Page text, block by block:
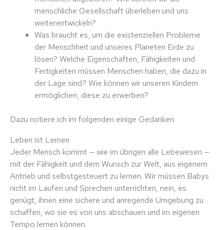
menschliche Gesellschaft überleben und uns
weiterentwickeln?
Was braucht es, um die existenziellen Probleme
der Menschheit und unseres Planeten Erde zu
lösen? Welche Eigenschaften, Fähigkeiten und
Fertigkeiten müssen Menschen haben, die dazu in
der Lage sind? Wie können wir unseren Kindern
ermöglichen, diese zu erwerben?
Dazu notiere ich im folgenden einige Gedanken.
Leben ist Lernen
Jeder Mensch kommt — wie im übrigen alle Lebewesen —
mit der Fähigkeit und dem Wunsch zur Welt, aus eigenem
Antrieb und selbstgesteuert zu lernen. Wir müssen Babys
nicht im Laufen und Sprechen unterrichten, nein, es
genügt, ihnen eine sichere und anregende Umgebung zu
schaffen, wo sie es von uns abschauen und im eigenen
Tempo lernen können.